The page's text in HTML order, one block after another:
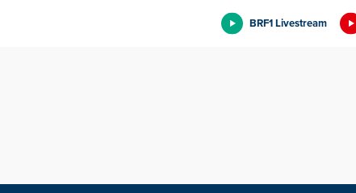
BRF1 Livestream